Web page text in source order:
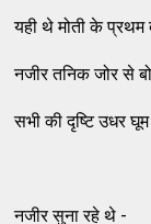
यही थे मोती के प्रथम
नजीर तनिक जोर से
सभी की दृष्टि उधर
नजीर सुना रहे थे -